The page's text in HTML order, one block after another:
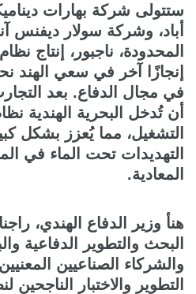
ستتولى شركة بهارات
أباد، وشركة سولار ديفنس
إنجازًا آخر في سعي الهند
في مجال الدفاع. بعد
التشغيل، مما يُعزز بشكل
التهديدات تحت الماء في
المعادية.
هنأ وزير الدفاع الهندي،
البحث والتطوير الدفاعية
والشركاء الصناعيين